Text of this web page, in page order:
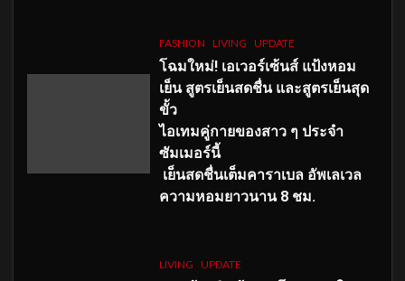
FASHION LIVING UPDATE
โฉมใหม่! เอเวอร์เซ้นส์ แป้งหอม
เย็น สูตรเย็นสดชื่น และสูตรเย็นสุด
ขั้ว
ไอเทมคู่กายของสาว ๆ ประจำ
ซัมเมอร์นี้
เย็นสดชื่นเต็มคาราเบล อัพเลเวล
ความหอมยาวนาน 8 ชม.
LIVING UPDATE